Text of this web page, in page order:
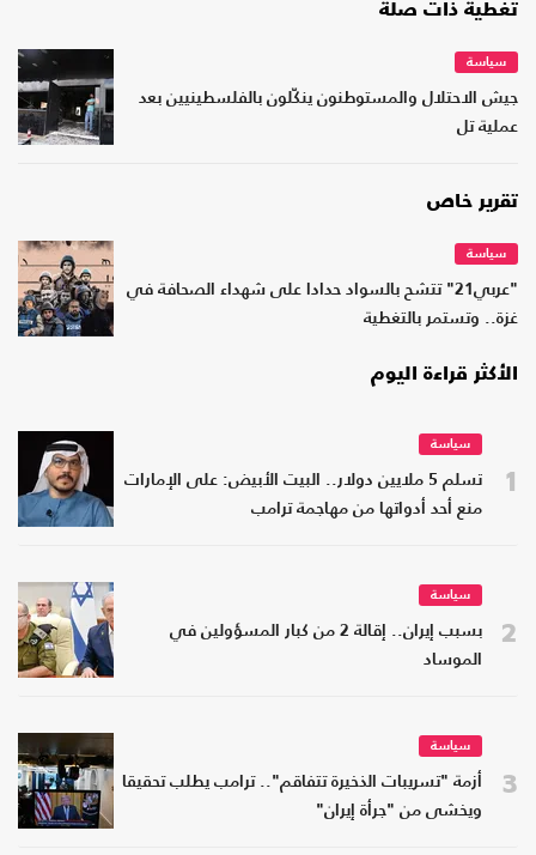
تغطية ذات صلة
سياسة
جيش الاحتلال والمستوطنون ينكّلون بالفلسطينيين بعد
عملية تل
تقرير خاص
سياسة
"عربي21" تتشح بالسواد حدادا على شهداء الصحافة في
غزة.. وتستمر بالتغطية
الأكثر قراءة اليوم
1
سياسة
تسلم 5 ملايين دولار.. البيت الأبيض: على الإمارات
منع أحد أدواتها من مهاجمة ترامب
2
سياسة
بسبب إيران.. إقالة 2 من كبار المسؤولين في
الموساد
3
سياسة
أزمة "تسريبات الذخيرة تتفاقم".. ترامب يطلب تحقيقا
ويخشى من "جرأة إيران"